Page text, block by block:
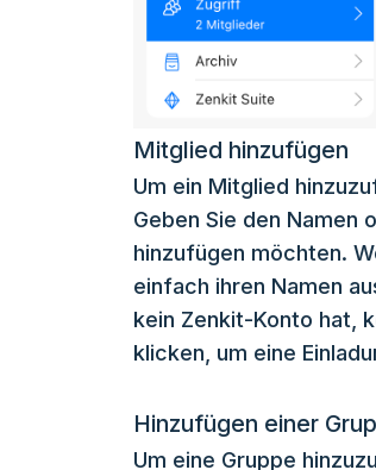
Mitglied hinzufügen
Um ein Mitglied
Geben Sie den Namen
hinzufügen möchten.
einfach ihren Namen
kein Zenkit-Konto hat,
klicken, um eine
Hinzufügen einer
Um eine Gruppe